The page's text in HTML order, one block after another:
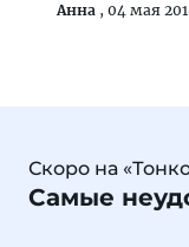
Анна , 04 мая
Скоро на
Самые